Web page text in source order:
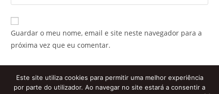
comment
comment
your
website
URL
Guardar o meu nome, email e site neste navegador para a
próxima vez que eu comentar.
Este site utiliza cookies para permitir uma melhor experiência
por parte do utilizador. Ao navegar no site estará a consentir a